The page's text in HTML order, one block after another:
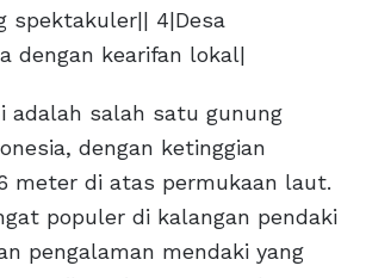
spektakuler|| 4|Desa
dengan kearifan lokal|
adalah salah satu gunung
dengan ketinggian
meter di atas permukaan laut.
populer di kalangan pendaki
pengalaman mendaki yang